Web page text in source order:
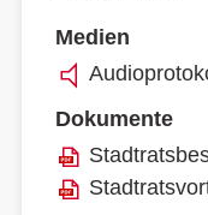
Medien
Dokumente